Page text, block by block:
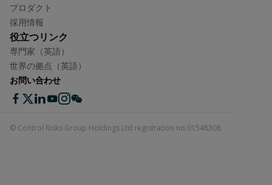
プロダクト
採用情報
役立つリンク
専門家（英語）
世界の拠点（英語）
お問い合わせ
© Control Risks Group Holdings Ltd registration no.01548306